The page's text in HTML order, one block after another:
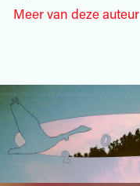
Meer van deze auteur